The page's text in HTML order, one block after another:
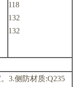
118
132
132
3.侧防材质:Q235